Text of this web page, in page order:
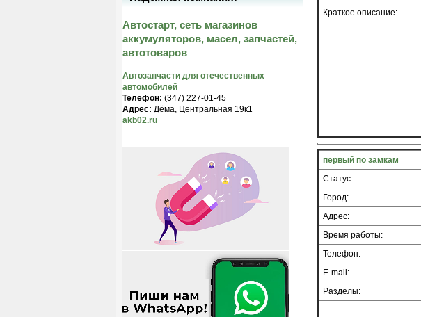
Краткое описание:
первый по замкам
Статус:
Город:
Адрес:
Время работы:
Телефон:
E-mail:
Разделы:
Автостарт, сеть магазинов
аккумуляторов, масел, запчастей,
автотоваров
Автозапчасти для отечественных
автомобилей
Телефон: (347) 227-01-45
Адрес: Дёма, Центральная 19к1
akb02.ru